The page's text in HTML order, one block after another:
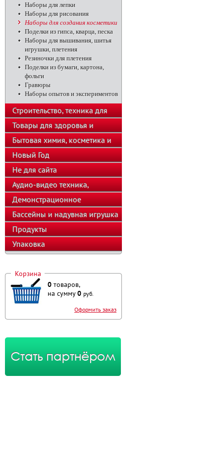
Наборы для лепки
Наборы для рисования
Наборы для создания косметики
Поделки из гипса, кварца, песка
Наборы для вышивания, шитья
игрушки, плетения
Резиночки для плетения
Поделки из бумаги, картона,
фольги
Гравюры
Наборы опытов и экспериментов
Строительство, техника для
подсобного хозяйства
Товары для здоровья и
красоты
Бытовая химия, косметика и
парфюмерия
Новый Год
Не для сайта
Аудио-видео техника,
телефоны, калькуляторы
Демонстрационное
оборудование
Бассейны и надувная игрушка
Продукты
Упаковка
Корзина
0 товаров,
на сумму0 руб.
Оформить заказ